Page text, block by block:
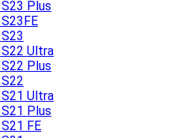
Plus
Ultra
Plus
Ultra
Plus
FE